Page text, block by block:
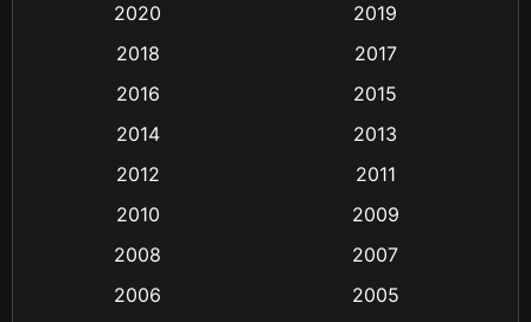
Classic หนังคลาสสิก (25)
Coming-of-age ชีวิตวัยรุ่น (13)
Crime อาชญากรรม (48)
2020
2019
2018
2017
2016
2015
2014
2013
2012
2011
2010
2009
2008
2007
2006
2005